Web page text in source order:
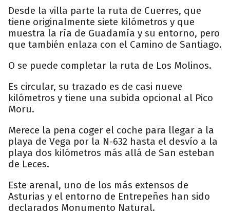
Desde la villa parte la ruta de Cuerres, que
tiene originalmente siete kilómetros y que
muestra la ría de Guadamía y su entorno, pero
que también enlaza con el Camino de Santiago.
O se puede completar la ruta de Los Molinos.
Es circular, su trazado es de casi nueve
kilómetros y tiene una subida opcional al Pico
Moru.
Merece la pena coger el coche para llegar a la
playa de Vega por la N-632 hasta el desvío a la
playa dos kilómetros más allá de San esteban
de Leces.
Este arenal, uno de los más extensos de
Asturias y el entorno de Entrepeñes han sido
declarados Monumento Natural.